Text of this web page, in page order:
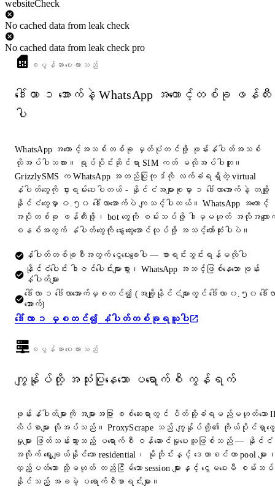
websiteCheck
No cached data from leak check
No cached data from leak check pro
စပွန်ဆာပေးထားသည်
ဒေါ်လာ ၁ အောက်နဲ့ WhatsApp အကောင့်တစ်ခု ဖန်တီး
ပါ
WhatsApp အကောင့်အသစ်တစ်ခု မှတ်ပုံတင်ဖို့ ဖုန်းနံပါတ်အသစ်
လိုအပ်ပါသလား။ ရုပ်ပိုင်းဆိုင်ရာ SIM ကတ် မလိုအပ်ပါဘူး။
GrizzlySMS က WhatsApp အတည်ပြုကုဒ်ကို လက်ခံရရှိတဲ့ virtual
နံပါတ်တွေကို ငှားရမ်းပေးပါတယ် - နိုင်ငံအများစုမှာ ၁ ဒေါ်လာအောက်နဲ့ တချို့
နိုင်ငံတွေမှာ ၀.၅၀ ဒေါ်လာအောက်ပဲ ကျသင့်ပါတယ်။ WhatsApp အကောင့်
အပိုတစ်ခု ဖန်တီးဖို့၊ bot တွေကို စမ်းသပ်ဖို့ ဒါမှမဟုတ် အလိုအလျော
စနစ်အတွက် နံပါတ်တွေကို နွေးထွေးအောင်လုပ်ဖို့ အသင့်တော်ဆုံးပါပဲ။
နံပါတ်တစ်ခုစီအတွက် ငွေပေးချေပါ — စာရင်းသွင်းရန်မလိုပါ
နိုင်ငံပေါင်း ဒါဇင်ပေါင်းများစွာ၊ WhatsApp အသင့်ဖြစ်နေသော ဖုန်း
နံပါတ်များ
ဒေါ်လာ ၁ ဒေါ်လာအောက်မှစတင်၍ (အချို့နိုင်ငံများတွင် ဒေါ်လာ ၀.၅၀ ဒေါ်လ
အောက်)
ဒေါ်လာ ၁ မှစတင်၍ နံပါတ်တစ်ခုရယူပါ
စပွန်ဆာပေးထားသည်
ကျွန်ုပ်တို့ အသုံးပြုနေသော ပရောက်စီ ကွန်ရက်
ဖုန်းနံပါတ်များကို အများအပြား စစ်ဆေးရာတွင် ပိတ်ဆို့ခံရမည်မဟုတ်သော
လိပ်စာများ လိုအပ်သည်။ ProxyScrape သည် ကျွန်ုပ်တို့၏ ကိုယ်ပိုင်ရှာဖွေ
မှုများ ဖြတ်သန်းသွားသည့် ပရောက်စီ ဝန်ဆောင်မှုပေးသူဖြစ်သည် — နိုင်ငံ
အလိုက် ရွေးချယ်နိုင်သော residential၊ မိုဘိုင်းနှင့် ဒေတာစင်တာ pool များ
လှည့်ပတ်သော သို့မဟုတ် တည်ငြိမ်သော session များနှင့် ငွေမပေးမီ စမ်းသပ်
နိုင်သည့် အခမဲ့ ပရောက်စီစာရင်းများ။